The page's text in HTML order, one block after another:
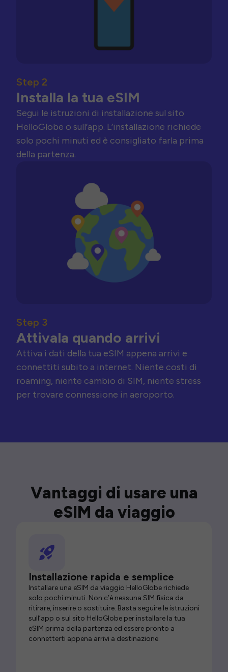
Step 2
Installa la tua eSIM
Segui le istruzioni di installazione sul sito
HelloGlobe o sull’app. L’installazione richiede
solo pochi minuti ed è consigliato farla prima
della partenza.
Step 3
Attivala quando arrivi
Attiva i dati della tua eSIM appena arrivi e
connettiti subito a internet. Niente costi di
roaming, niente cambio di SIM, niente stress
per trovare connessione in aeroporto.
Vantaggi di usare una
eSIM da viaggio
Installazione rapida e semplice
Installare una eSIM da viaggio HelloGlobe richiede
solo pochi minuti. Non c’è nessuna SIM fisica da
ritirare, inserire o sostituire. Basta seguire le istruzioni
sull’app o sul sito HelloGlobe per installare la tua
eSIM prima della partenza ed essere pronto a
connetterti appena arrivi a destinazione.